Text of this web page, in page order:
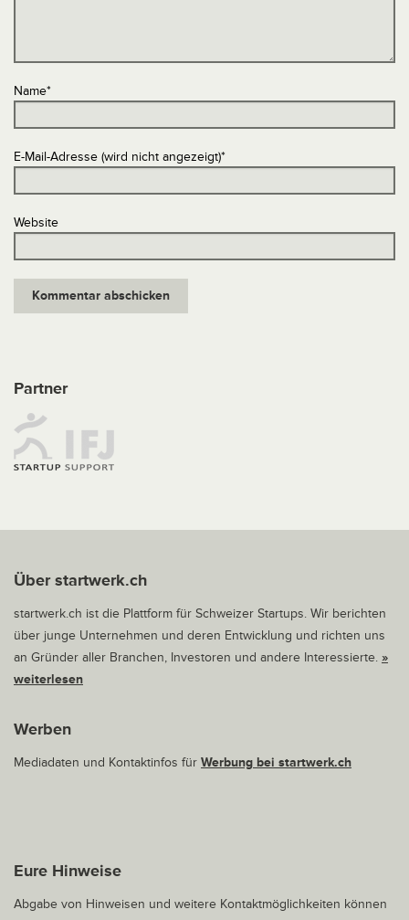
Name*
E-Mail-Adresse (wird nicht angezeigt)*
Website
Partner
Über startwerk.ch
startwerk.ch ist die Plattform für Schweizer Startups. Wir berichten
über junge Unternehmen und deren Entwicklung und richten uns
an Gründer aller Branchen, Investoren und andere Interessierte. »
weiterlesen
Werben
Mediadaten und Kontaktinfos für Werbung bei startwerk.ch
Eure Hinweise
Abgabe von Hinweisen und weitere Kontaktmöglichkeiten können